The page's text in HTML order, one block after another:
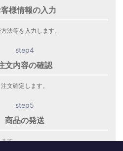
様情報の入力
法等を入力します。
step4
文内容の確認
文確定します。
step5
商品の発送
す。